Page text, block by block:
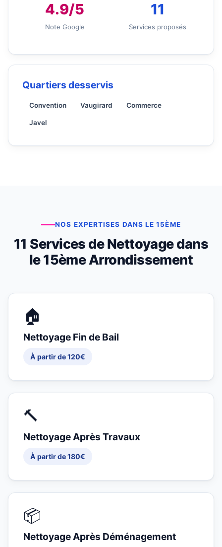
4.9/5
Note Google
11
Services proposés
Quartiers desservis
Convention Vaugirard Commerce
Javel
NOS EXPERTISES DANS LE 15ÈME
11 Services de Nettoyage dans
le 15ème Arrondissement
🏠
Nettoyage Fin de Bail
À partir de 120€
🔨
Nettoyage Après Travaux
À partir de 180€
📦
Nettoyage Après Déménagement